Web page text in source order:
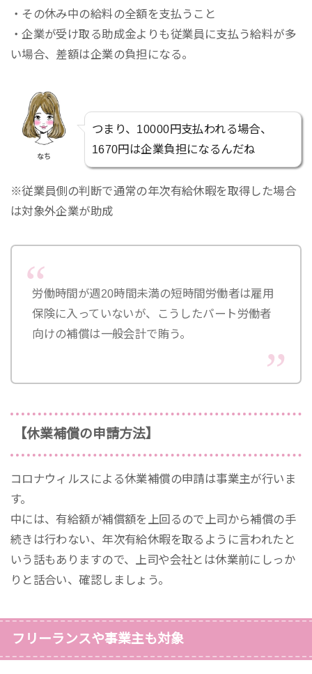
・その休み中の給料の全額を支払うこと
・企業が受け取る助成金よりも従業員に支払う給料が多
い場合、差額は企業の負担になる。
なち
つまり、10000円支払われる場合、
1670円は企業負担になるんだね
※従業員側の判断で通常の年次有給休暇を取得した場合
は対象外企業が助成
労働時間が週20時間未満の短時間労働者は雇用
保険に入っていないが、こうしたパート労働者
向けの補償は一般会計で賄う。
【休業補償の申請方法】
コロナウィルスによる休業補償の申請は事業主が行いま
す。
中には、有給額が補償額を上回るので上司から補償の手
続きは行わない、年次有給休暇を取るように言われたと
いう話もありますので、上司や会社とは休業前にしっか
りと話合い、確認しましょう。
フリーランスや事業主も対象